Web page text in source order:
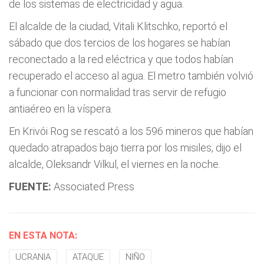
de los sistemas de electricidad y agua.
El alcalde de la ciudad, Vitali Klitschko, reportó el
sábado que dos tercios de los hogares se habían
reconectado a la red eléctrica y que todos habían
recuperado el acceso al agua. El metro también volvió
a funcionar con normalidad tras servir de refugio
antiaéreo en la víspera.
En Krivói Rog se rescató a los 596 mineros que habían
quedado atrapados bajo tierra por los misiles, dijo el
alcalde, Oleksandr Vilkul, el viernes en la noche.
FUENTE: Associated Press
EN ESTA NOTA:
UCRANIA ATAQUE NIÑO